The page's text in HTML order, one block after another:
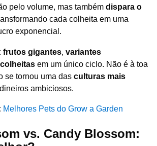
pelo volume, mas também dispara o
cada colheita em uma
exponencial.
frutos gigantes, variantes
em um único ciclo. Não é à toa
se tornou uma das culturas mais
ambiciosos.
Melhores Pets do Grow a Garden
vs. Candy Blossom: